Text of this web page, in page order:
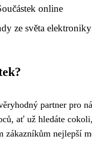
online
ze světa elektroniky
partner pro
ať už hledáte
zákazníkům nejlepší